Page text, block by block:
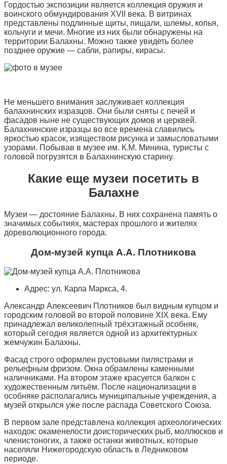
Гордостью экспозиции является коллекция оружия и
воинского обмундирования XVII века. В витринах
представлены подлинные щиты, пищали, шлемы, копья,
кольчуги и мечи. Многие из них были обнаружены на
территории Балахны. Можно также увидеть более
позднее оружие — сабли, рапиры, кирасы.
Не меньшего внимания заслуживает коллекция
балахнинских изразцов. Они были сняты с печей и
фасадов ныне не существующих домов и церквей.
Балахнинские изразцы во все времена славились
яркостью красок, изяществом рисунка и замысловатыми
узорами. Побывав в музее им. К.М. Минина, туристы с
головой погрузятся в Балахнинскую старину.
Какие еще музеи посетить в
Балахне
Музеи — достояние Балахны. В них сохранена память о
значимых событиях, мастерах прошлого и жителях
дореволюционного города.
Дом-музей купца А.А. Плотникова
Адрес: ул. Карла Маркса, 4.
Александр Алексеевич Плотников был видным купцом и
городским головой во второй половине XIX века. Ему
принадлежал великолепный трёхэтажный особняк,
который сегодня является одной из архитектурных
жемчужин Балахны.
Фасад строго оформлен рустовыми пилястрами и
рельефным фризом. Окна обрамлены каменными
наличниками. На втором этаже красуется балкон с
художественным литьём. После национализации в
особняке располагались муниципальные учреждения, а
музей открылся уже после распада Советского Союза.
В первом зале представлена коллекция археологических
находок: окаменелости доисторических рыб, моллюсков и
членистоногих, а также останки животных, которые
населяли Нижегородскую область в Ледниковом
периоде.